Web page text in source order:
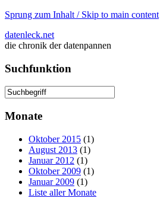
Sprung zum Inhalt / Skip to main content
datenleck.net
die chronik der datenpannen
Suchfunktion
Monate
Oktober 2015 (1)
August 2013 (1)
Januar 2012 (1)
Oktober 2009 (1)
Januar 2009 (1)
Liste aller Monate